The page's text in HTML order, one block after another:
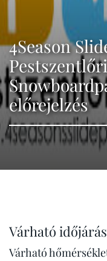
4Season
előrejelzés
Várható időjárás
Várható